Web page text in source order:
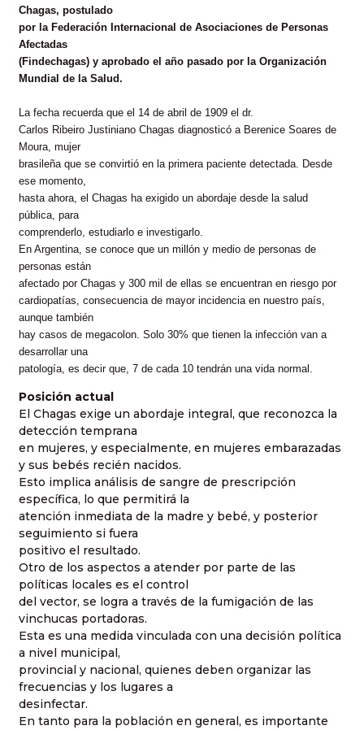
Chagas, postulado
por la Federación Internacional de Asociaciones de Personas
Afectadas
(Findechagas) y aprobado el año pasado por la Organización
Mundial de la Salud.
La fecha recuerda que el 14 de abril de 1909 el dr.
Carlos Ribeiro Justiniano Chagas diagnosticó a Berenice Soares de
Moura, mujer
brasileña que se convirtió en la primera paciente detectada. Desde
ese momento,
hasta ahora, el Chagas ha exigido un abordaje desde la salud
pública, para
comprenderlo, estudiarlo e investigarlo.
En Argentina, se conoce que un millón y medio de personas de
personas están
afectado por Chagas y 300 mil de ellas se encuentran en riesgo por
cardiopatías, consecuencia de mayor incidencia en nuestro país,
aunque también
hay casos de megacolon. Solo 30% que tienen la infección van a
desarrollar una
patología, es decir que, 7 de cada 10 tendrán una vida normal.
Posición actual
El Chagas exige un abordaje integral, que reconozca la
detección temprana
en mujeres, y especialmente, en mujeres embarazadas
y sus bebés recién nacidos.
Esto implica análisis de sangre de prescripción
específica, lo que permitirá la
atención inmediata de la madre y bebé, y posterior
seguimiento si fuera
positivo el resultado.
Otro de los aspectos a atender por parte de las
políticas locales es el control
del vector, se logra a través de la fumigación de las
vinchucas portadoras.
Esta es una medida vinculada con una decisión política
a nivel municipal,
provincial y nacional, quienes deben organizar las
frecuencias y los lugares a
desinfectar.
En tanto para la población en general, es importante